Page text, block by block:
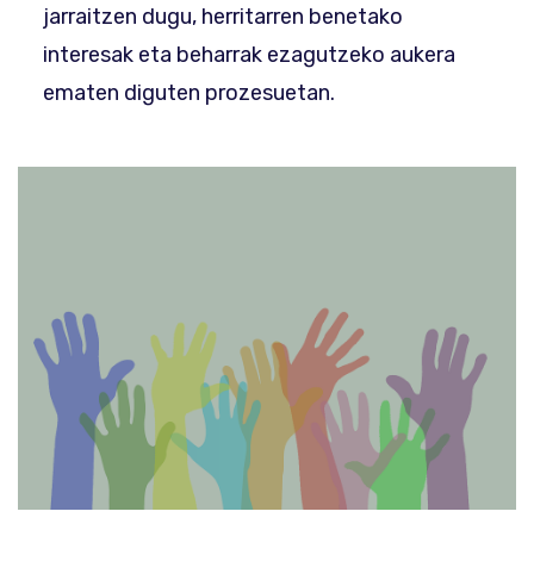
jarraitzen dugu, herritarren benetako
interesak eta beharrak ezagutzeko aukera
ematen diguten prozesuetan.